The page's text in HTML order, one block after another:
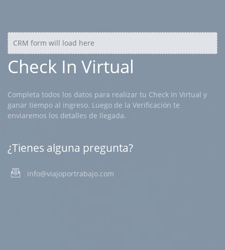
CRM form will load here
Check In Virtual
Completa todos los datos para realizar tu Check In Virtual y
ganar tiempo al ingreso. Luego de la Verificación te
enviaremos los detalles de llegada.
¿Tienes alguna pregunta?
info@viajoportrabajo.com